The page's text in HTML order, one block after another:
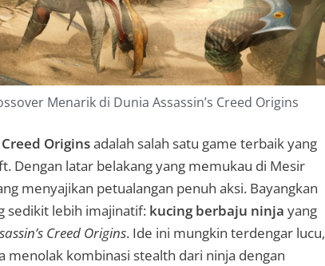
Menarik di Dunia Assassin’s Creed Origins
Creed Originsadalah salah satu game terbaik yang
Dengan latar belakang yang memukau di Mesir
menyajikan petualangan penuh aksi. Bayangkan
sedikit lebih imajinatif: kucing berbaju ninja yang
Creed Origins. Ide ini mungkin terdengar lucu,
menolak kombinasi stealth dari ninja dengan